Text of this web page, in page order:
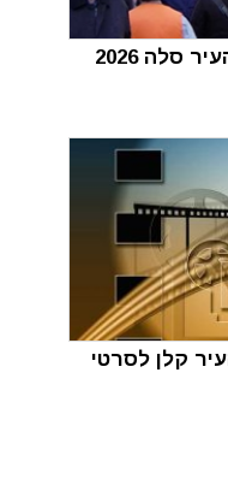
סלה 2026
קלן לסרטי